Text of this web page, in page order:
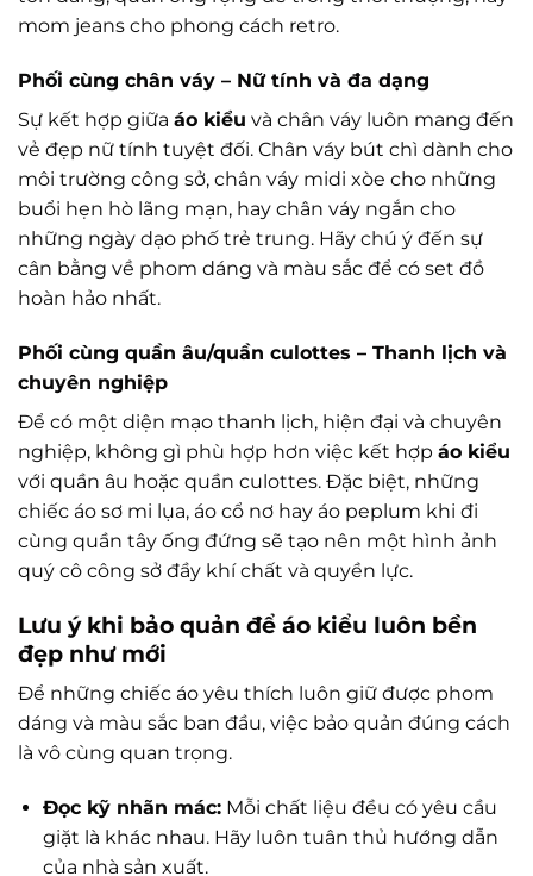
mom jeans cho phong cách retro.
Phối cùng chân váy – Nữ tính và đa dạng
Sự kết hợp giữa áo kiểu và chân váy luôn mang đến
vẻ đẹp nữ tính tuyệt đối. Chân váy bút chì dành cho
môi trường công sở, chân váy midi xòe cho những
buổi hẹn hò lãng mạn, hay chân váy ngắn cho
những ngày dạo phố trẻ trung. Hãy chú ý đến sự
cân bằng về phom dáng và màu sắc để có set đồ
hoàn hảo nhất.
Phối cùng quần âu/quần culottes – Thanh lịch và
chuyên nghiệp
Để có một diện mạo thanh lịch, hiện đại và chuyên
nghiệp, không gì phù hợp hơn việc kết hợp áo kiểu
với quần âu hoặc quần culottes. Đặc biệt, những
chiếc áo sơ mi lụa, áo cổ nơ hay áo peplum khi đi
cùng quần tây ống đứng sẽ tạo nên một hình ảnh
quý cô công sở đầy khí chất và quyền lực.
Lưu ý khi bảo quản để áo kiểu luôn bền
đẹp như mới
Để những chiếc áo yêu thích luôn giữ được phom
dáng và màu sắc ban đầu, việc bảo quản đúng cách
là vô cùng quan trọng.
Đọc kỹ nhãn mác:Mỗi chất liệu đều có yêu cầu
giặt là khác nhau. Hãy luôn tuân thủ hướng dẫn
của nhà sản xuất.